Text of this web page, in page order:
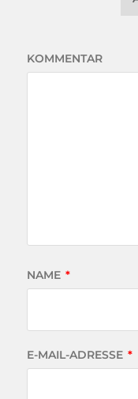
KOMMENTAR
NAME *
E-MAIL-ADRESSE *